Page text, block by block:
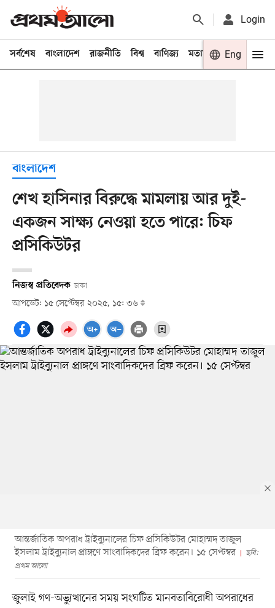
Login
সর্বশেষ বাংলাদেশ রাজনীতি বিশ্ব বাণিজ্য মতামত খেলা
Eng
বাংলাদেশ
শেখ হাসিনার বিরুদ্ধে মামলায় আর দুই-
একজন সাক্ষ্য নেওয়া হতে পারে: চিফ
প্রসিকিউটর
নিজস্ব প্রতিবেদক ঢাকা
আপডেট: ১৫ সেপ্টেম্বর ২০২৫, ১৫: ৩৬
আন্তর্জাতিক অপরাধ ট্রাইব্যুনালের চিফ প্রসিকিউটর মোহাম্মদ তাজুল
ইসলাম ট্রাইব্যুনাল প্রাঙ্গণে সাংবাদিকদের ব্রিফ করেন। ১৫ সেপ্টম্বর
ছবি:
প্রথম আলো
জুলাই গণ-অভ্যুত্থানের সময় সংঘটিত মানবতাবিরোধী অপরাধের